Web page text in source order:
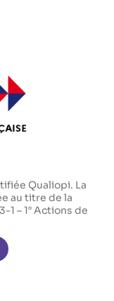
Qualiopi. La
au titre de la
1 – 1° Actions de